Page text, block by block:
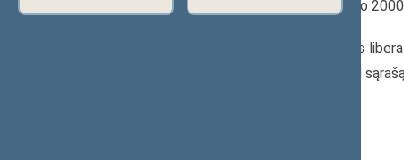
Seimo narys nuo
Iškėlė: Lietuvos
Išrinktas: Pagal